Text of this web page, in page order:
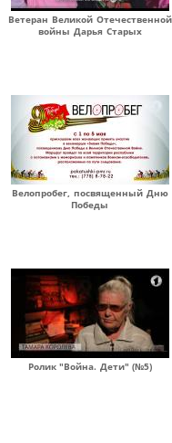
Ветеран Великой Отечественной
войны Дарья Старых
Велопробег, посвященный Дню
Победы
Ролик "Война. Дети" (№5)